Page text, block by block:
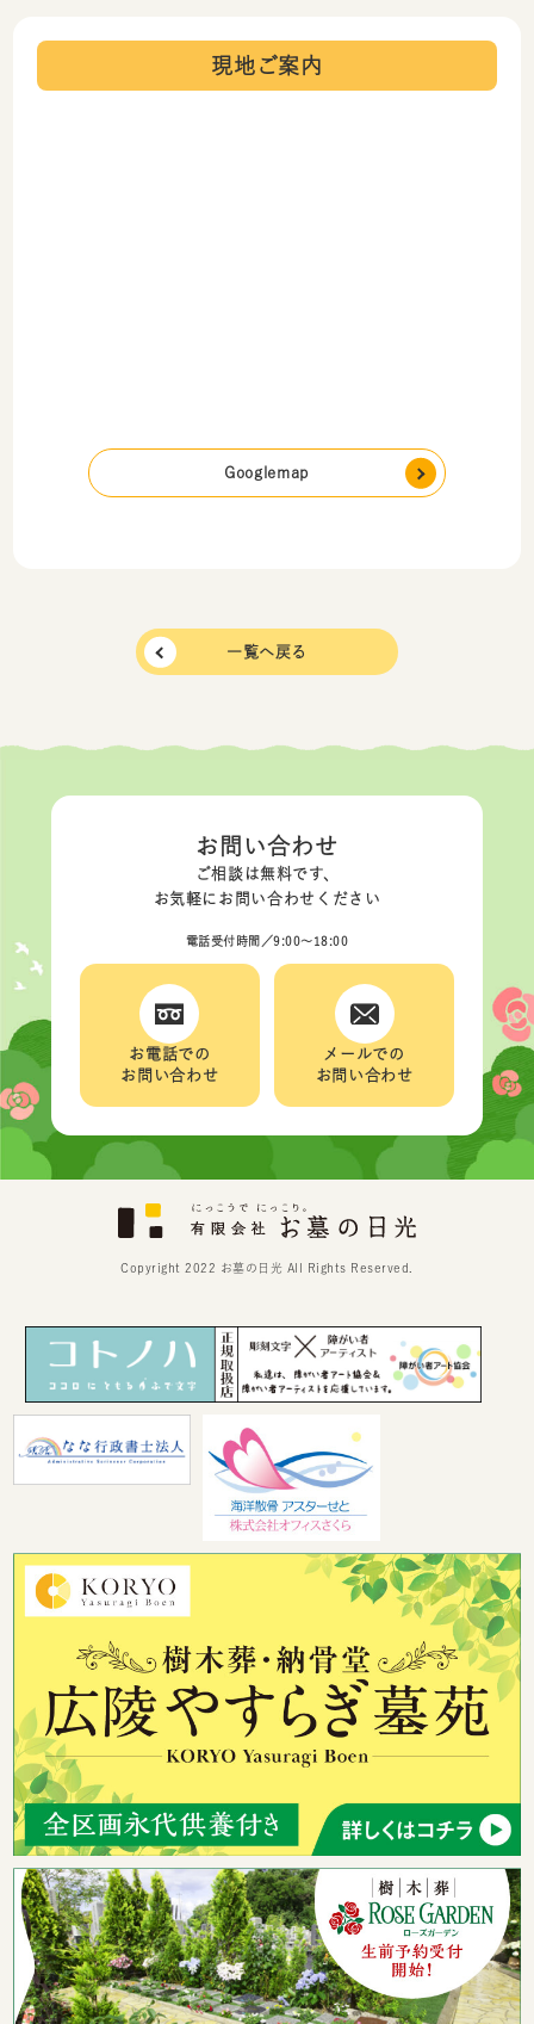
現地ご案内
Googlemap
一覧へ戻る
お問い合わせ
ご相談は無料です、
お気軽にお問い合わせください
電話受付時間／9:00〜18:00
お電話での
お問い合わせ
メールでの
お問い合わせ
Copyright 2022 お墓の日光 All Rights Reserved.